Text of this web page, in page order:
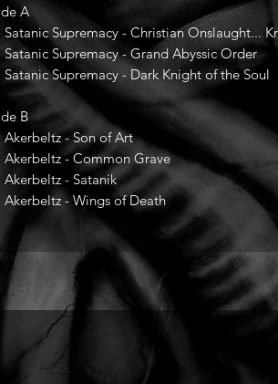
A
Satanic Supremacy - Christian Onslaught...
Satanic Supremacy - Grand Abyssic Order
Satanic Supremacy - Dark Knight of the Soul
B
Akerbeltz - Son of Art
Akerbeltz - Common Grave
Akerbeltz - Satanik
Akerbeltz - Wings of Death